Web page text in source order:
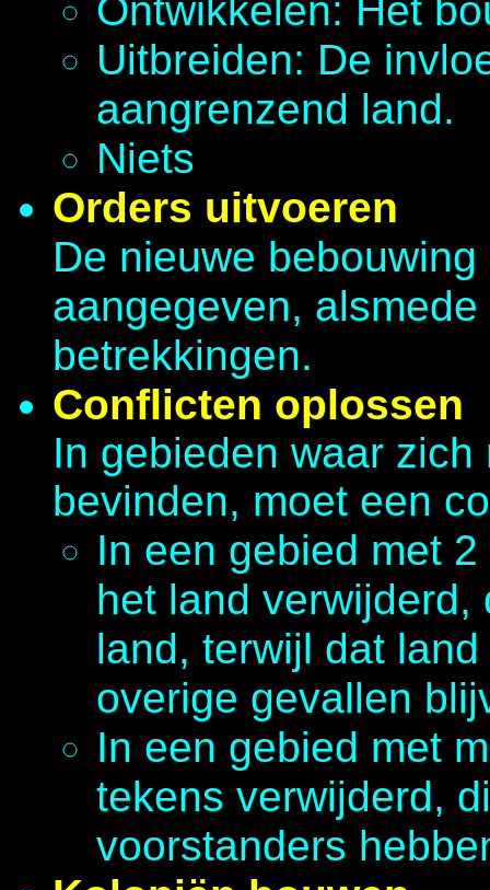
Ontwikkelen: Het
Uitbreiden: De
aangrenzend land.
Niets
Orders uitvoeren
De nieuwe
aangegeven,
betrekkingen.
Conflicten oplossen
In gebieden waar
bevinden, moet een
In een gebied met
het land
land, terwijl dat
overige gevallen
In een gebied met
tekens verwijderd,
voorstanders